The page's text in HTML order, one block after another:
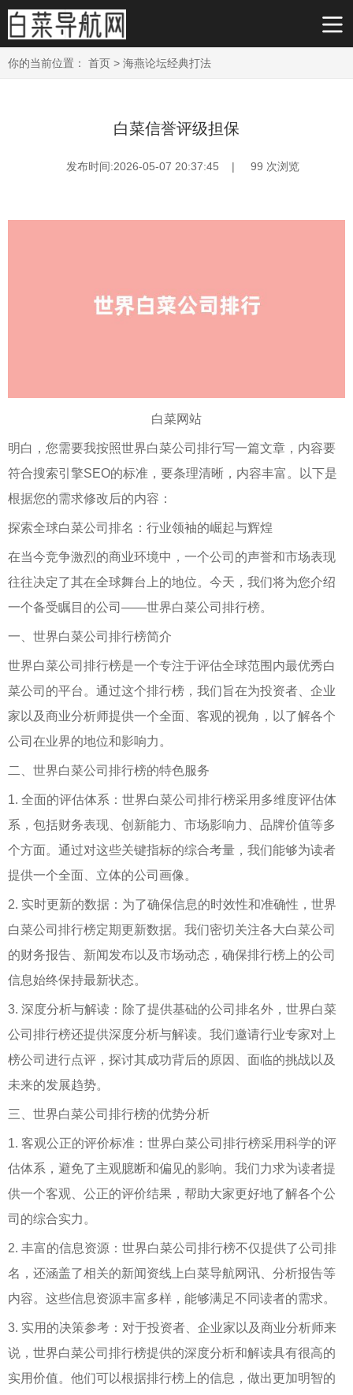
你的当前位置： 首页 > 海燕论坛经典打法
白菜信誉评级担保
发布时间:2026-05-07 20:37:45 | 99 次浏览
白菜网站
明白，您需要我按照世界白菜公司排行写一篇文章，内容要
符合搜索引擎SEO的标准，要条理清晰，内容丰富。以下是
根据您的需求修改后的内容：
探索全球白菜公司排名：行业领袖的崛起与辉煌
在当今竞争激烈的商业环境中，一个公司的声誉和市场表现
往往决定了其在全球舞台上的地位。今天，我们将为您介绍
一个备受瞩目的公司——世界白菜公司排行榜。
一、世界白菜公司排行榜简介
世界白菜公司排行榜是一个专注于评估全球范围内最优秀白
菜公司的平台。通过这个排行榜，我们旨在为投资者、企业
家以及商业分析师提供一个全面、客观的视角，以了解各个
公司在业界的地位和影响力。
二、世界白菜公司排行榜的特色服务
1. 全面的评估体系：世界白菜公司排行榜采用多维度评估体
系，包括财务表现、创新能力、市场影响力、品牌价值等多
个方面。通过对这些关键指标的综合考量，我们能够为读者
提供一个全面、立体的公司画像。
2. 实时更新的数据：为了确保信息的时效性和准确性，世界
白菜公司排行榜定期更新数据。我们密切关注各大白菜公司
的财务报告、新闻发布以及市场动态，确保排行榜上的公司
信息始终保持最新状态。
3. 深度分析与解读：除了提供基础的公司排名外，世界白菜
公司排行榜还提供深度分析与解读。我们邀请行业专家对上
榜公司进行点评，探讨其成功背后的原因、面临的挑战以及
未来的发展趋势。
三、世界白菜公司排行榜的优势分析
1. 客观公正的评价标准：世界白菜公司排行榜采用科学的评
估体系，避免了主观臆断和偏见的影响。我们力求为读者提
供一个客观、公正的评价结果，帮助大家更好地了解各个公
司的综合实力。
2. 丰富的信息资源：世界白菜公司排行榜不仅提供了公司排
名，还涵盖了相关的新闻资线上白菜导航网讯、分析报告等
内容。这些信息资源丰富多样，能够满足不同读者的需求。
3. 实用的决策参考：对于投资者、企业家以及商业分析师来
说，世界白菜公司排行榜提供的深度分析和解读具有很高的
实用价值。他们可以根据排行榜上的信息，做出更加明智的